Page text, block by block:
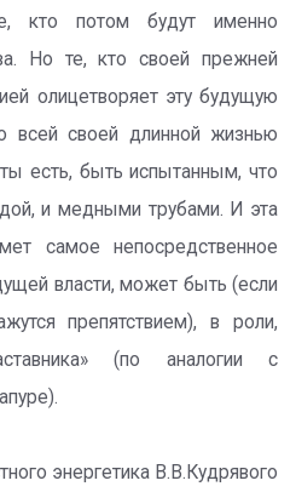
кто потом будут именно
Но те, кто своей прежней
олицетворяет эту будущую
всей своей длинной жизнью
есть, быть испытанным, что
и медными трубами. И эта
самое непосредственное
власти, может быть (если
препятствием), в роли,
(по аналогии с
энергетика В.В.Кудрявого